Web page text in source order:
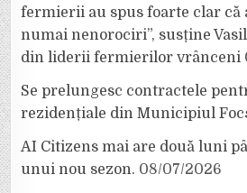
fermierii au spus foarte clar că
numai nenorociri”, susține
din liderii fermierilor vrânceni
Se prelungesc contractele
rezidențiale din Municipiul
AI Citizens mai are două luni
unui nou sezon. 08/07/2026